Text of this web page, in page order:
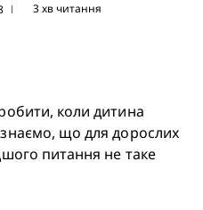
| 3 хв читання
коли дитина
що для дорослих
питання не таке